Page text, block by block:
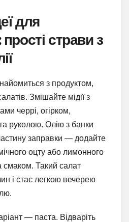
для
прості страви з
з продуктом,
Змішайте мідії з
черрі, огірком,
руколою. Олію з банки
заправки — додайте
оцту або лимонного
смаком. Такий салат
і стає легкою вечерею
— паста. Відваріть